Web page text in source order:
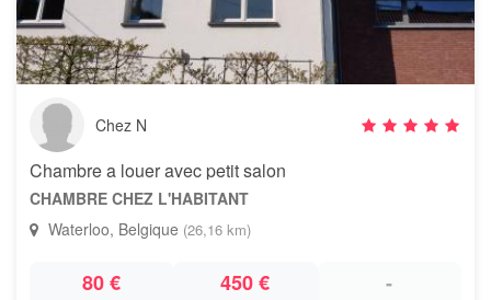
Chez N
Chambre a louer avec petit salon
CHAMBRE CHEZ L'HABITANT
Waterloo, Belgique (26,16 km)
80 € 450 € -